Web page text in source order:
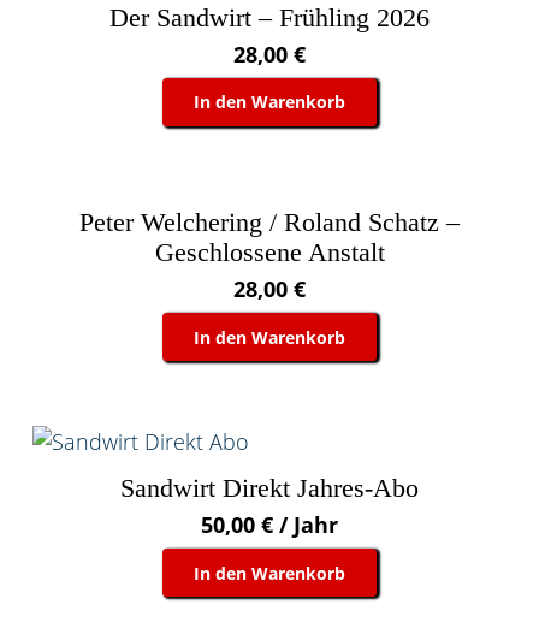
Der Sandwirt – Frühling 2026
28,00 €
In den Warenkorb
Peter Welchering / Roland Schatz –
Geschlossene Anstalt
28,00 €
In den Warenkorb
Sandwirt Direkt Jahres-Abo
50,00 € / Jahr
In den Warenkorb